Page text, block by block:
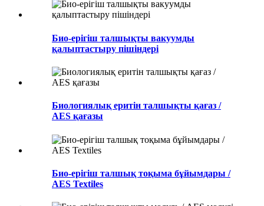
Био-ерігіш талшықты вакуумды
қалыптастыру пішіндері
Биологиялық еритін талшықты қағаз /
AES қағазы
Био-ерігіш талшық тоқыма бұйымдары /
AES Textiles